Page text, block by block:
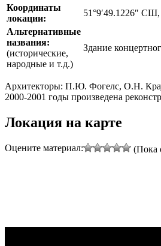
Координаты
локации:
51°9′49.1226″
Альтернативные
названия:
(исторические,
народные и т.д.)
Здание
Архитекторы: П.Ю. Фогелс, О.Н.
2000-2001 годы произведена
Локация на карте
Оцените материал: (Пока